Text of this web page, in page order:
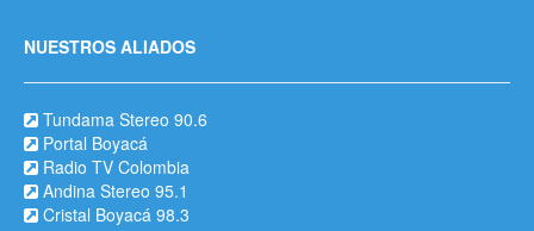
NUESTROS ALIADOS
Tundama Stereo 90.6
Portal Boyacá
Radio TV Colombia
Andina Stereo 95.1
Cristal Boyacá 98.3